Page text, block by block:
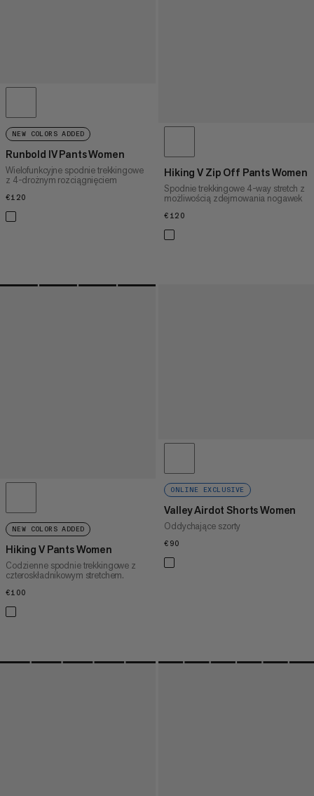
NEW COLORS ADDED
Runbold IV Pants Women
Wielofunkcyjne spodnie trekkingowe
z 4-drożnym rozciągnięciem
€120
Hiking V Zip Off Pants Women
Spodnie trekkingowe 4-way stretch z
możliwością zdejmowania nogawek
€120
NEW COLORS ADDED
Hiking V Pants Women
Codzienne spodnie trekkingowe z
czteroskładnikowym stretchem.
€100
ONLINE EXCLUSIVE
Valley Airdot Shorts Women
Oddychające szorty
€90